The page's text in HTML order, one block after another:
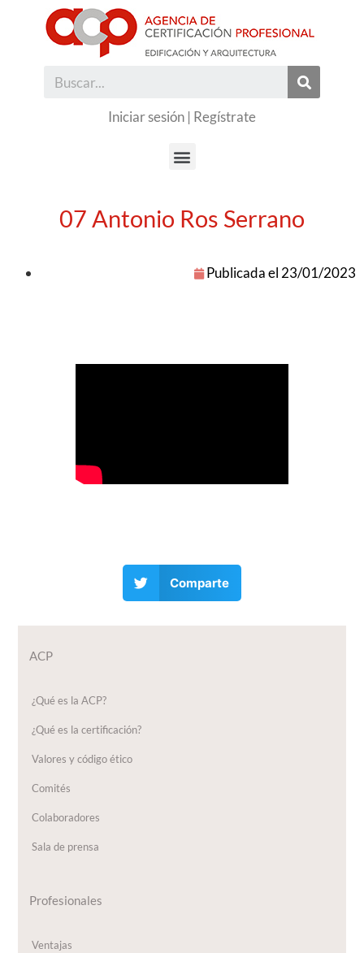
Iniciar sesión | Regístrate
07 Antonio Ros Serrano
Publicada el 23/01/2023
Comparte
ACP
¿Qué es la ACP?
¿Qué es la certificación?
Valores y código ético
Comités
Colaboradores
Sala de prensa
Profesionales
Ventajas